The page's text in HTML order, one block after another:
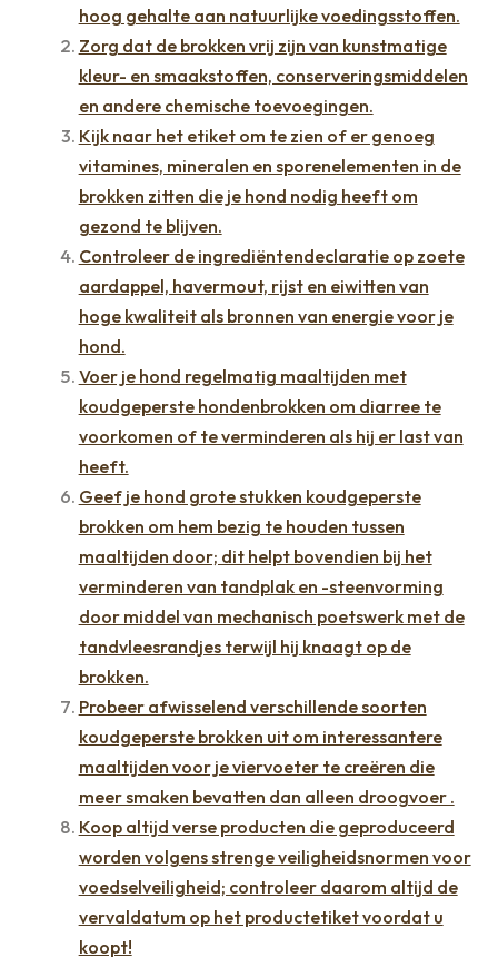
hoog gehalte aan natuurlijke voedingsstoffen.
Zorg dat de brokken vrij zijn van kunstmatige
kleur- en smaakstoffen, conserveringsmiddelen
en andere chemische toevoegingen.
Kijk naar het etiket om te zien of er genoeg
vitamines, mineralen en sporenelementen in de
brokken zitten die je hond nodig heeft om
gezond te blijven.
Controleer de ingrediëntendeclaratie op zoete
aardappel, havermout, rijst en eiwitten van
hoge kwaliteit als bronnen van energie voor je
hond.
Voer je hond regelmatig maaltijden met
koudgeperste hondenbrokken om diarree te
voorkomen of te verminderen als hij er last van
heeft.
Geef je hond grote stukken koudgeperste
brokken om hem bezig te houden tussen
maaltijden door; dit helpt bovendien bij het
verminderen van tandplak en -steenvorming
door middel van mechanisch poetswerk met de
tandvleesrandjes terwijl hij knaagt op de
brokken.
Probeer afwisselend verschillende soorten
koudgeperste brokken uit om interessantere
maaltijden voor je viervoeter te creëren die
meer smaken bevatten dan alleen droogvoer .
Koop altijd verse producten die geproduceerd
worden volgens strenge veiligheidsnormen voor
voedselveiligheid; controleer daarom altijd de
vervaldatum op het productetiket voordat u
koopt!